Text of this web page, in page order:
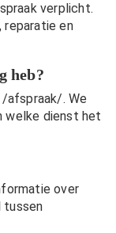
verplicht.
reparatie en
heb?
/afspraak/. We
welke dienst het
over
tussen